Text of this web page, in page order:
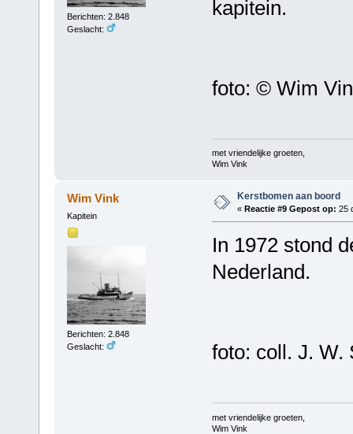
Berichten: 2.848
Geslacht:
kapitein.
foto: © Wim
met vriendelijke groeten,
Wim Vink
Wim Vink
Kapitein
Berichten: 2.848
Geslacht:
Kerstbomen aan boord
« Reactie #9 Gepost op: 25
In 1972 stond
Nederland.
foto: coll. J. W.
met vriendelijke groeten,
Wim Vink